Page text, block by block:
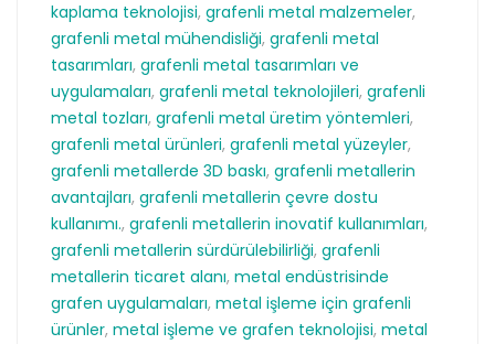
kaplama teknolojisi, grafenli metal malzemeler,
grafenli metal mühendisliği, grafenli metal
tasarımları, grafenli metal tasarımları ve
uygulamaları, grafenli metal teknolojileri, grafenli
metal tozları, grafenli metal üretim yöntemleri,
grafenli metal ürünleri, grafenli metal yüzeyler,
grafenli metallerde 3D baskı, grafenli metallerin
avantajları, grafenli metallerin çevre dostu
kullanımı., grafenli metallerin inovatif kullanımları,
grafenli metallerin sürdürülebilirliği, grafenli
metallerin ticaret alanı, metal endüstrisinde
grafen uygulamaları, metal işleme için grafenli
ürünler, metal işleme ve grafen teknolojisi, metal